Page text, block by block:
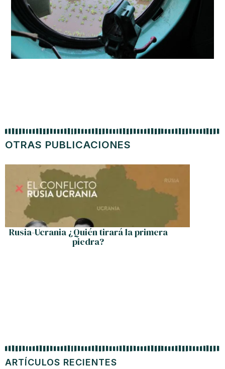
ARTÍCULOS RECIENTES
OTRAS PUBLICACIONES
Rusia-Ucrania ¿Quién tirará la primera
piedra?